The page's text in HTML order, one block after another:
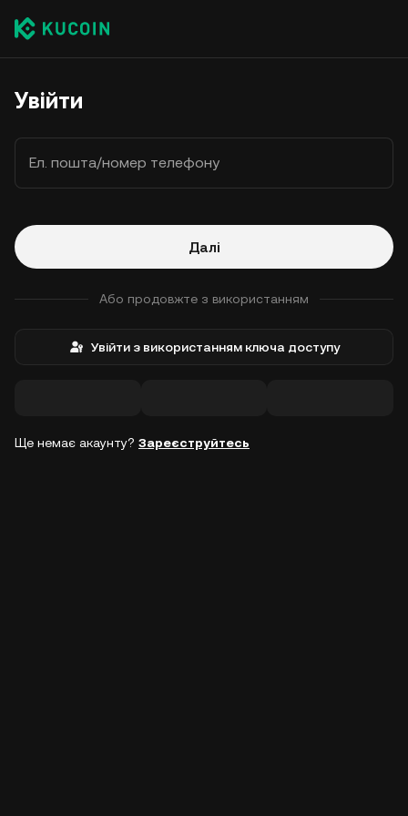
Увійти
Ел. пошта/номер телефону
Далі
Або продовжте з використанням
Увійти з використанням ключа доступу
Ще немає акаунту? Зареєструйтесь